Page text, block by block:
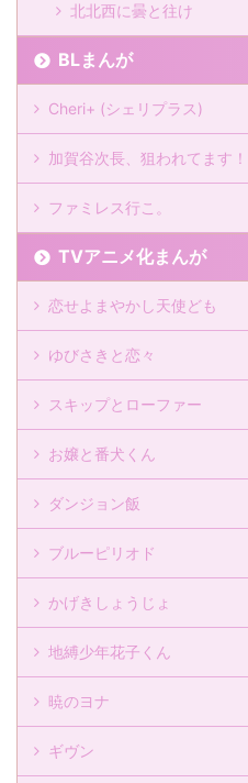
北北西に曇と往け
BLまんが
Cheri+ (シェリプラス)
加賀谷次長、狙われてます！
ファミレス行こ。
TVアニメ化まんが
恋せよまやかし天使ども
ゆびさきと恋々
スキップとローファー
お嬢と番犬くん
ダンジョン飯
ブルーピリオド
かげきしょうじょ
地縛少年花子くん
暁のヨナ
ギヴン